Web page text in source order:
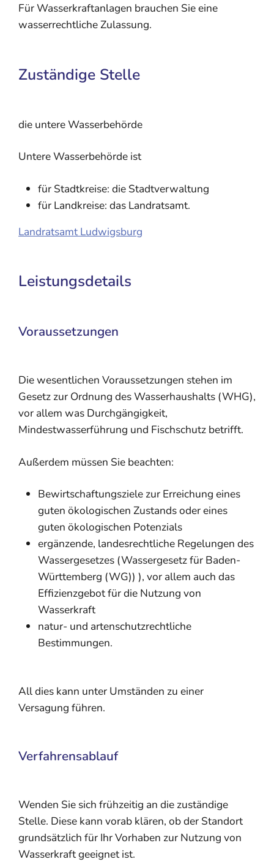
Für Wasserkraftanlagen brauchen Sie eine
wasserrechtliche Zulassung.
Zuständige Stelle
die untere Wasserbehörde
Untere Wasserbehörde ist
für Stadtkreise: die Stadtverwaltung
für Landkreise: das Landratsamt.
Landratsamt Ludwigsburg
Leistungsdetails
Voraussetzungen
Die wesentlichen Voraussetzungen stehen im
Gesetz zur Ordnung des Wasserhaushalts (WHG),
vor allem was Durchgängigkeit,
Mindestwasserführung und Fischschutz betrifft.
Außerdem müssen Sie beachten:
Bewirtschaftungsziele zur Erreichung eines
guten ökologischen Zustands oder eines
guten ökologischen Potenzials
ergänzende, landesrechtliche Regelungen des
Wassergesetzes (Wassergesetz für Baden-
Württemberg (WG)) ), vor allem auch das
Effizienzgebot für die Nutzung von
Wasserkraft
natur- und artenschutzrechtliche
Bestimmungen.
All dies kann unter Umständen zu einer
Versagung führen.
Verfahrensablauf
Wenden Sie sich frühzeitig an die zuständige
Stelle. Diese kann vorab klären, ob der Standort
grundsätzlich für Ihr Vorhaben zur Nutzung von
Wasserkraft geeignet ist.